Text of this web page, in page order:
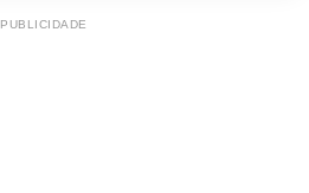
PUBLICIDADE